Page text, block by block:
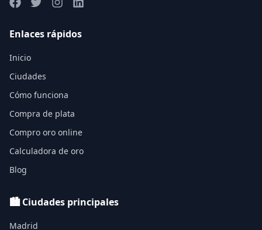
Enlaces rápidos
Inicio
Ciudades
Cómo funciona
Compra de plata
Compro oro online
Calculadora de oro
Blog
🏙️ Ciudades principales
Madrid